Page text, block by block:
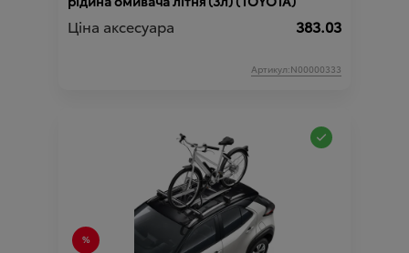
Ціна аксесуара 383.03
Артикул:N00000333